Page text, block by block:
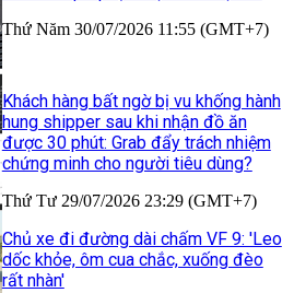
Thứ Năm 30/07/2026 11:55 (GMT+7)
Khách hàng bất ngờ bị vu khống hành
hung shipper sau khi nhận đồ ăn
được 30 phút: Grab đẩy trách nhiệm
chứng minh cho người tiêu dùng?
Thứ Tư 29/07/2026 23:29 (GMT+7)
Chủ xe đi đường dài chấm VF 9: 'Leo
dốc khỏe, ôm cua chắc, xuống đèo
rất nhàn'